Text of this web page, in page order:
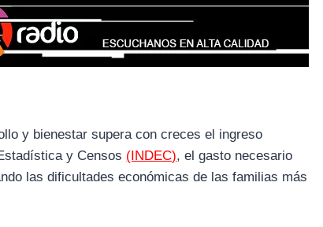
y bienestar supera con creces el ingreso
y Censos (INDEC), el gasto necesario
las dificultades económicas de las familias más